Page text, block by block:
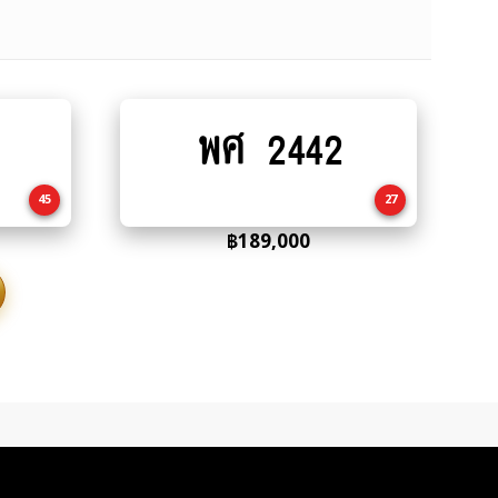
45
to
พศ 2442
27
฿189,000